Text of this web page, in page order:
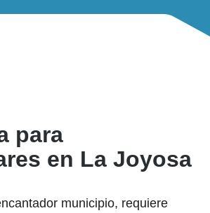
para
en La Joyosa
municipio, requiere